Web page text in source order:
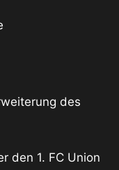
des
den 1. FC Union